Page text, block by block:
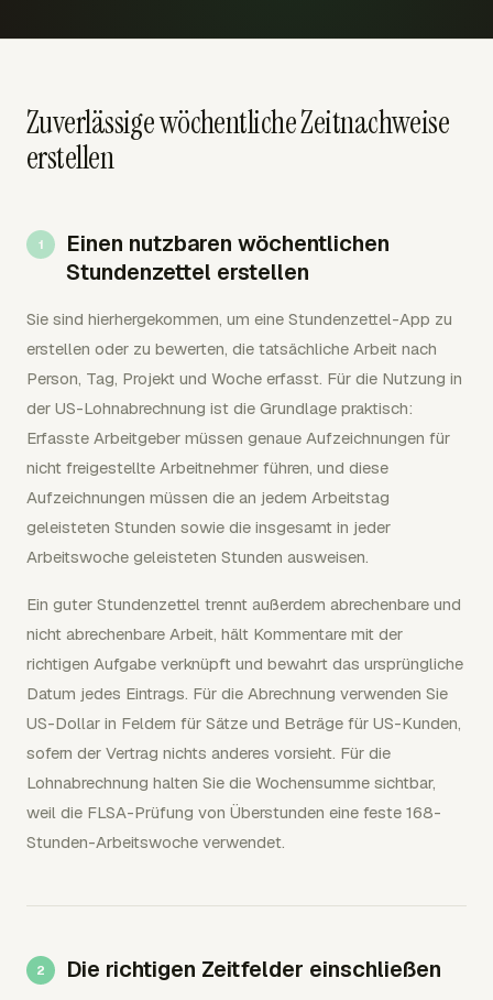
Zuverlässige wöchentliche Zeitnachweise
erstellen
Einen nutzbaren wöchentlichen
Stundenzettel erstellen
Sie sind hierhergekommen, um eine Stundenzettel-App zu
erstellen oder zu bewerten, die tatsächliche Arbeit nach
Person, Tag, Projekt und Woche erfasst. Für die Nutzung in
der US-Lohnabrechnung ist die Grundlage praktisch:
Erfasste Arbeitgeber müssen genaue Aufzeichnungen für
nicht freigestellte Arbeitnehmer führen, und diese
Aufzeichnungen müssen die an jedem Arbeitstag
geleisteten Stunden sowie die insgesamt in jeder
Arbeitswoche geleisteten Stunden ausweisen.
Ein guter Stundenzettel trennt außerdem abrechenbare und
nicht abrechenbare Arbeit, hält Kommentare mit der
richtigen Aufgabe verknüpft und bewahrt das ursprüngliche
Datum jedes Eintrags. Für die Abrechnung verwenden Sie
US-Dollar in Feldern für Sätze und Beträge für US-Kunden,
sofern der Vertrag nichts anderes vorsieht. Für die
Lohnabrechnung halten Sie die Wochensumme sichtbar,
weil die FLSA-Prüfung von Überstunden eine feste 168-
Stunden-Arbeitswoche verwendet.
Die richtigen Zeitfelder einschließen